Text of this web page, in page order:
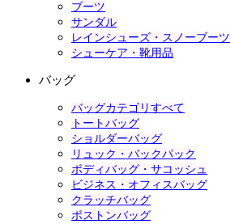
ブーツ
サンダル
レインシューズ・スノーブーツ
シューケア・靴用品
バッグ
バッグカテゴリすべて
トートバッグ
ショルダーバッグ
リュック・バックパック
ボディバッグ・サコッシュ
ビジネス・オフィスバッグ
クラッチバッグ
ボストンバッグ